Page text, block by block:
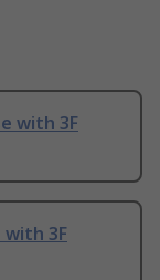
with 3F
with 3F